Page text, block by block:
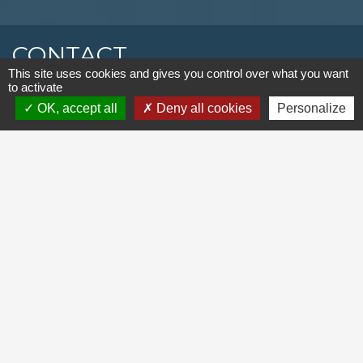
CONTACT
Commune de Houdain
8, rue Roger Salengro
This site uses cookies and gives you control over what you want
to activate
OK, accept all
Deny all cookies Personalize